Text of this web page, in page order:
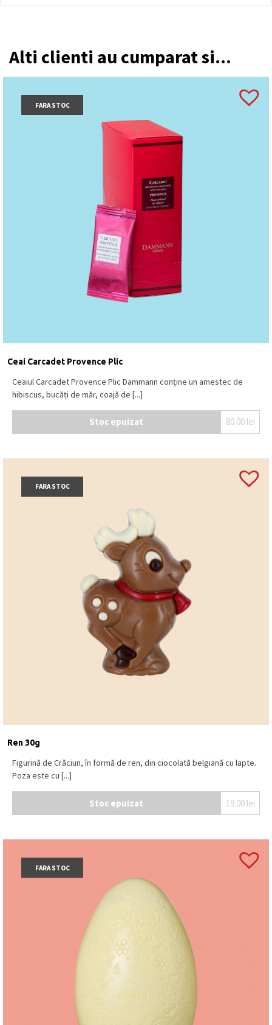
Alti clienti au cumparat si...
FARA STOC
Ceai Carcadet Provence Plic
Ceaiul Carcadet Provence Plic Dammann conține un amestec de
hibiscus, bucăți de măr, coajă de [...]
Stoc epuizat 80.00 lei
FARA STOC
Ren 30g
Figurină de Crăciun, în formă de ren, din ciocolată belgiană cu lapte.
Poza este cu [...]
Stoc epuizat 19.00 lei
FARA STOC